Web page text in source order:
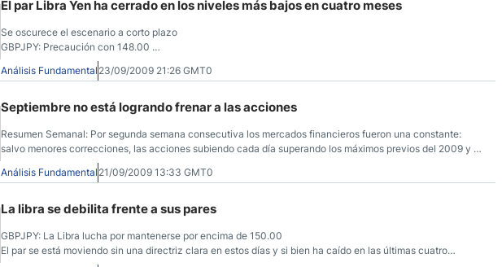
El par Libra Yen ha cerrado en los niveles más bajos en cuatro meses
Se oscurece el escenario a corto plazo
GBPJPY: Precaución con 148.00
Un dato alerta sobre la debilidad del par: de los últimos nueve días ha caído en ocho. La consolidación por
debajo de 149.00, habilitó nuevas bajas que se toparon con soporte en 148.00, previniendo una mayor
dentro de un canal bajista.
Análisis Fundamental 23/09/2009 21:26 GMT0
Septiembre no está logrando frenar a las acciones
Resumen Semanal: Por segunda semana consecutiva los mercados financieros fueron una constante:
salvo menores correcciones, las acciones subiendo cada día superando los máximos previos del 2009 y el
dólar marcando nuevos mínimos.
Análisis Fundamental 21/09/2009 13:33 GMT0
La libra se debilita frente a sus pares
GBPJPY: La Libra lucha por mantenerse por encima de 150.00
El par se está moviendo sin una directriz clara en estos días y si bien ha caído en las últimas cuatro